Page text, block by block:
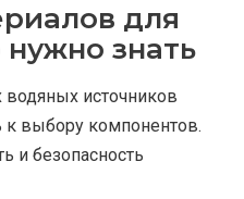
для
знать
источников
к выбору компонентов.
и безопасность